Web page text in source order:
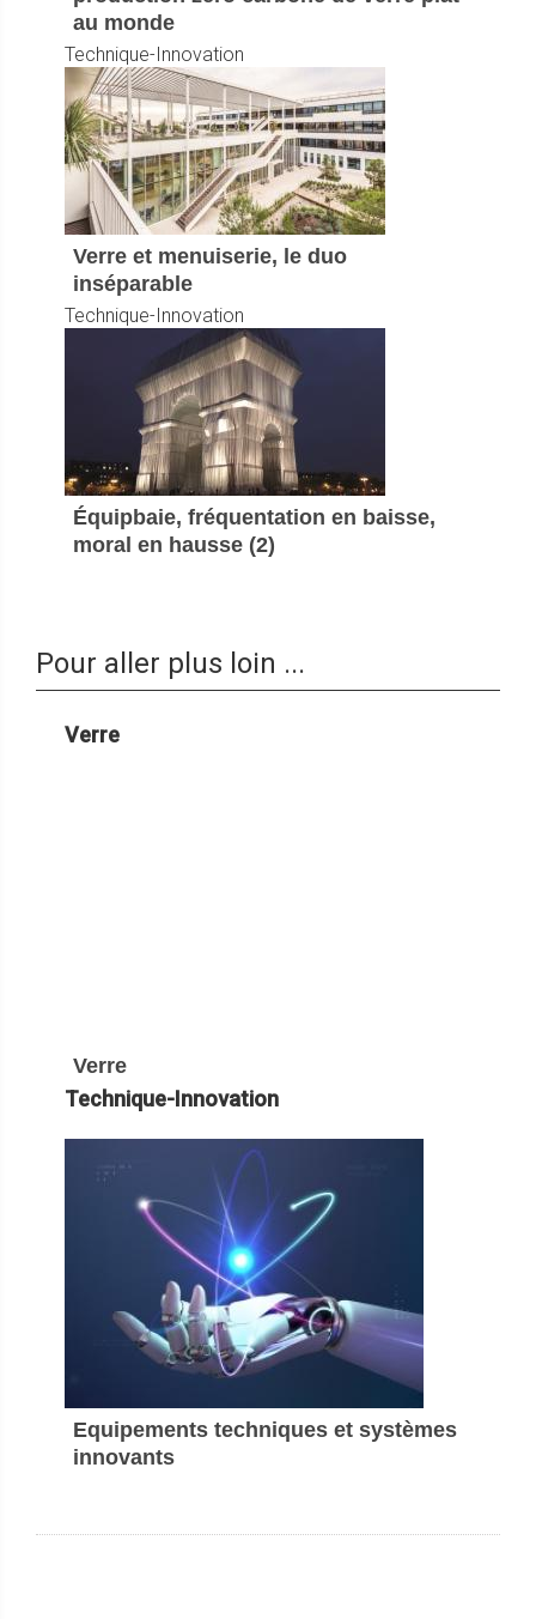
au monde
Technique-Innovation
Verre et menuiserie, le duo
inséparable
Technique-Innovation
Équipbaie, fréquentation en baisse,
moral en hausse (2)
Pour aller plus loin ...
Verre
Verre
Technique-Innovation
Equipements techniques et systèmes
innovants